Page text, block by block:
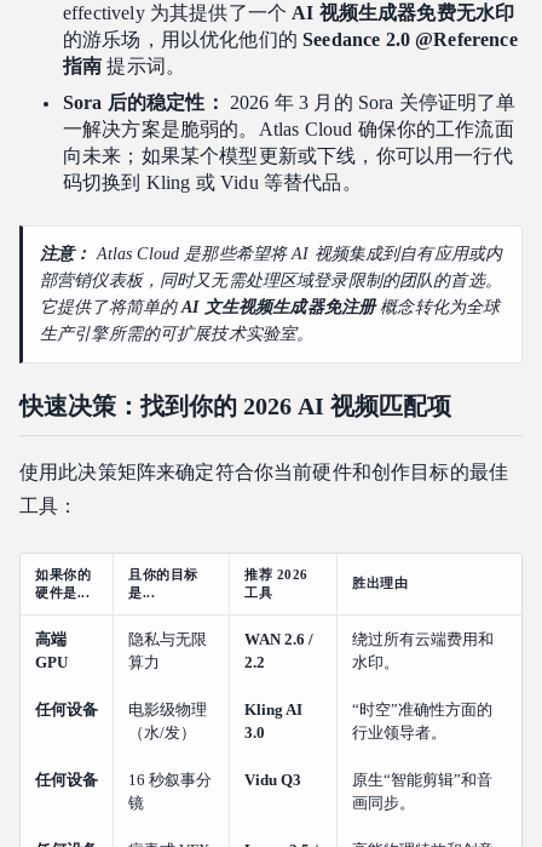
effectively 为其提供了一个 AI 视频生成器免费无水印
的游乐场，用以优化他们的Seedance 2.0 @Reference
指南 提示词。
Sora 后的稳定性：
2026 年 3 月的 Sora 关停证明了单
一解决方案是脆弱的。Atlas Cloud 确保你的工作流面
向未来；如果某个模型更新或下线，你可以用一行代
码切换到 Kling 或 Vidu 等替代品。
注意： Atlas Cloud 是那些希望将 AI 视频集成到自有应用或内
部营销仪表板，同时又无需处理区域登录限制的团队的首选。
它提供了将简单的AI 文生视频生成器免注册概念转化为全球
生产引擎所需的可扩展技术实验室。
快速决策：找到你的 2026 AI 视频匹配项
使用此决策矩阵来确定符合你当前硬件和创作目标的最佳
工具：
如果你的
硬件是...
且你的目标
是...
推荐 2026
工具
胜出理由
高端
GPU
隐私与无限
算力
WAN 2.6 /
2.2
绕过所有云端费用和
水印。
任何设备
电影级物理
（水/发）
Kling AI
3.0
“时空”准确性方面的
行业领导者。
任何设备
16 秒叙事分
镜
Vidu Q3
原生“智能剪辑”和音
画同步。